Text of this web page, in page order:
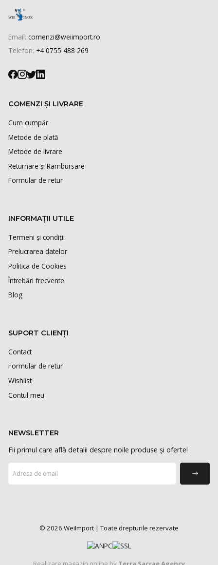
Email: comenzi@weiimport.ro
Telefon: +4 0755 488 269
COMENZI ȘI LIVRARE
Cum cumpăr
Metode de plată
Metode de livrare
Returnare și Rambursare
Formular de retur
INFORMAȚII UTILE
Termeni și condiții
Prelucrarea datelor
Politica de Cookies
Întrebări frecvente
Blog
SUPORT CLIENȚI
Contact
Formular de retur
Wishlist
Contul meu
NEWSLETTER
Fii primul care află detalii despre noile produse și oferte!
© 2026 WeiImport | Toate drepturile rezervate